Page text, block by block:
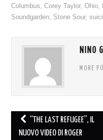
Columbus,Corey Taylor,Ohio,
Soundgarden, Stone Sour,
NINO
MORE
Post
navigation
“THE LAST REFUGEE”, IL
NUOVO VIDEO DI ROGER